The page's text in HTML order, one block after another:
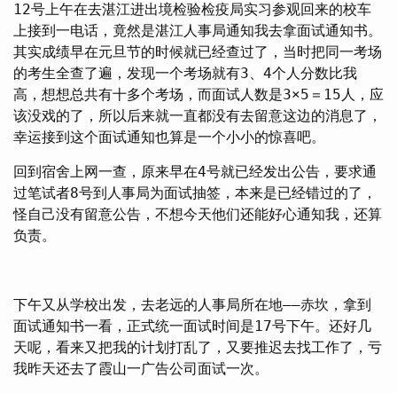
12号上午在去湛江进出境检验检疫局实习参观回来的校车
上接到一电话，竟然是湛江人事局通知我去拿面试通知书。
其实成绩早在元旦节的时候就已经查过了，当时把同一考场
的考生全查了遍，发现一个考场就有3、4个人分数比我
高，想想总共有十多个考场，而面试人数是3×5＝15人，应
该没戏的了，所以后来就一直都没有去留意这边的消息了，
幸运接到这个面试通知也算是一个小小的惊喜吧。
回到宿舍上网一查，原来早在4号就已经发出公告，要求通
过笔试者8号到人事局为面试抽签，本来是已经错过的了，
怪自己没有留意公告，不想今天他们还能好心通知我，还算
负责。
下午又从学校出发，去老远的人事局所在地——赤坎，拿到
面试通知书一看，正式统一面试时间是17号下午。还好几
天呢，看来又把我的计划打乱了，又要推迟去找工作了，亏
我昨天还去了霞山一广告公司面试一次。